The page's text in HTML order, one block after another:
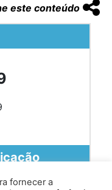
este conteúdo
fornecer a